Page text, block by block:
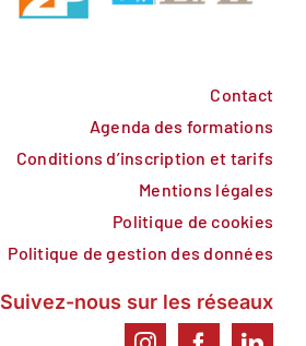
Contact
Agenda des formations
Conditions d’inscription et tarifs
Mentions légales
Politique de cookies
Politique de gestion des données
Suivez-nous sur les réseaux